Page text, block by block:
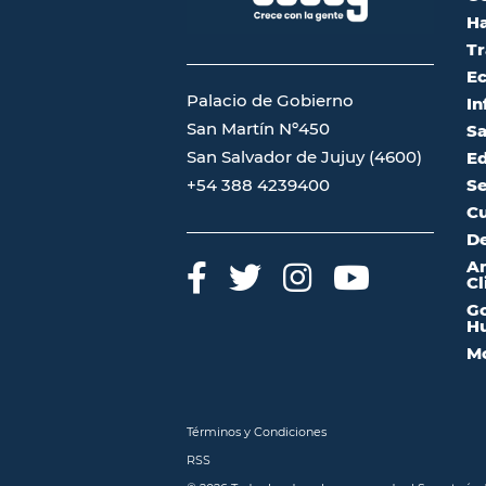
Palacio de Gobierno
San Martín Nº450
San Salvador de Jujuy (4600)
+54 388 4239400
Términos y Condiciones
RSS